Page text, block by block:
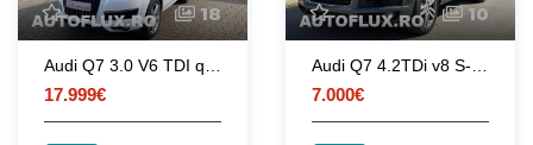
18
17.999€
10
7.000€